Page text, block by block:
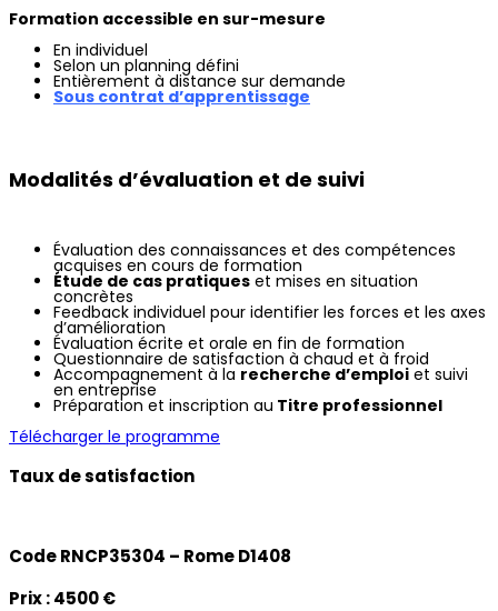
Formation accessible en sur-mesure
En individuel
Selon un planning défini
Entièrement à distance sur demande
Sous contrat d’apprentissage
Modalités d’évaluation et de suivi
Évaluation des connaissances et des compétences
acquises en cours de formation
Étude de cas pratiques et mises en situation
concrètes
Feedback individuel pour identifier les forces et les axes
d’amélioration
Évaluation écrite et orale en fin de formation
Questionnaire de satisfaction à chaud et à froid
Accompagnement à la recherche d’emploi et suivi
en entreprise
Préparation et inscription au Titre professionnel
Télécharger le programme
Taux de satisfaction
Code RNCP35304 – Rome D1408
Prix :4500 €